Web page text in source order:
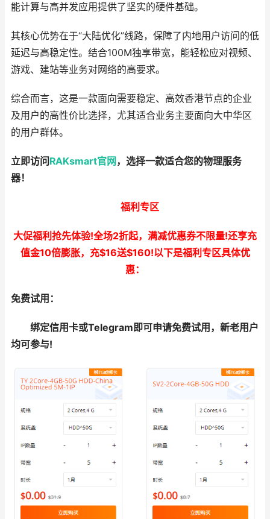
能计算与高并发应用提供了坚实的硬件基础。
其核心优势在于“大陆优化”线路，保障了内地用户访问的低
延迟与高稳定性。结合100M独享带宽，能轻松应对视频、
游戏、建站等业务对网络的高要求。
综合而言，这是一款面向需要稳定、高效香港节点的企业
及用户的高性价比选择，尤其适合业务主要面向大中华区
的用户群体。
立即访问RAKsmart官网 ，选择一款适合您的物理服务
器！
福利专区
大促福利抢先体验!全场2折起，满减优惠券不限量!还享充
值金10倍膨胀，充$16送$160!以下是福利专区具体优
惠：
免费试用：
绑定信用卡或Telegram即可申请免费试用，新老用户
均可参与!